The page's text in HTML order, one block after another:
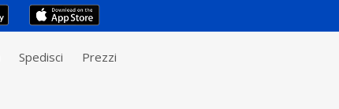
Spedisci Prezzi